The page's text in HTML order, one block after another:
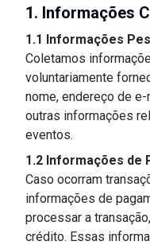
1. Informações
1.1 Informações
Coletamos
voluntariamente
nome, endereço de
outras informações
eventos.
1.2 Informações de
Caso ocorram
informações de
processar a
crédito. Essas